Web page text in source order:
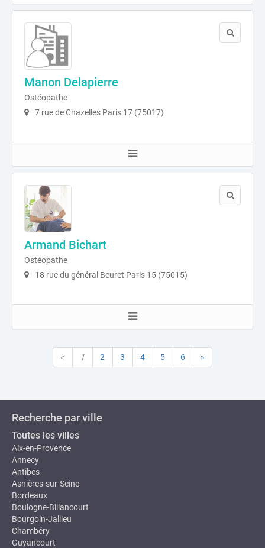
Manon Delapierre
Ostéopathe
7 rue de Chazelles Paris 17 (75017)
Armand Bichart
Ostéopathe
18 rue du général Beuret Paris 15 (75015)
« 1 2 3 4 5 6 »
Recherche par ville
Toutes les villes
Aix-en-Provence
Annecy
Antibes
Asnières-sur-Seine
Bordeaux
Boulogne-Billancourt
Bourgoin-Jallieu
Chambéry
Guyancourt